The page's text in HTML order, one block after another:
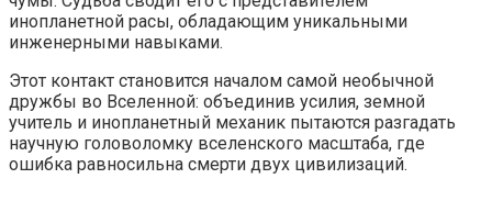
инопланетной расы, обладающим уникальными
инженерными навыками.
Этот контакт становится началом самой необычной
дружбы во Вселенной: объединив усилия, земной
учитель и инопланетный механик пытаются разгадать
научную головоломку вселенского масштаба, где
ошибка равносильна смерти двух цивилизаций.